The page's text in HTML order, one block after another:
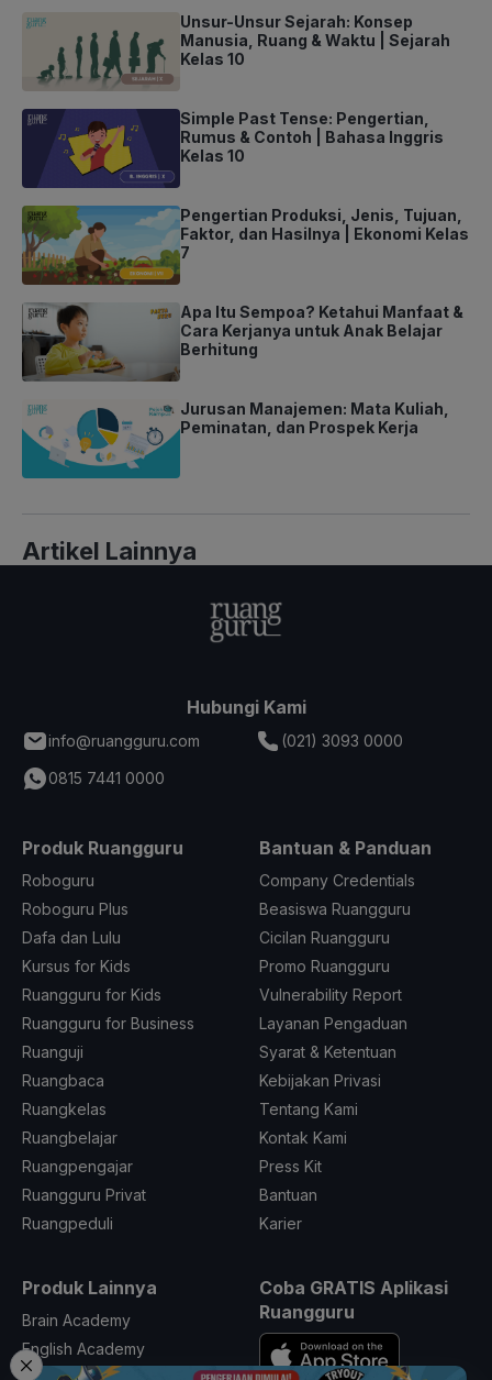
Unsur-Unsur Sejarah: Konsep
Manusia, Ruang & Waktu | Sejarah
Kelas 10
Simple Past Tense: Pengertian,
Rumus & Contoh | Bahasa Inggris
Kelas 10
Pengertian Produksi, Jenis, Tujuan,
Faktor, dan Hasilnya | Ekonomi Kelas
7
Apa Itu Sempoa? Ketahui Manfaat &
Cara Kerjanya untuk Anak Belajar
Berhitung
Jurusan Manajemen: Mata Kuliah,
Peminatan, dan Prospek Kerja
Artikel Lainnya
Hubungi Kami
info@ruangguru.com
(021) 3093 0000
0815 7441 0000
Produk Ruangguru
Roboguru
Roboguru Plus
Dafa dan Lulu
Kursus for Kids
Ruangguru for Kids
Ruangguru for Business
Ruanguji
Ruangbaca
Ruangkelas
Ruangbelajar
Ruangpengajar
Ruangguru Privat
Ruangpeduli
Bantuan & Panduan
Company Credentials
Beasiswa Ruangguru
Cicilan Ruangguru
Promo Ruangguru
Vulnerability Report
Layanan Pengaduan
Syarat & Ketentuan
Kebijakan Privasi
Tentang Kami
Kontak Kami
Press Kit
Bantuan
Karier
Produk Lainnya
Brain Academy
English Academy
Coba GRATIS Aplikasi
Ruangguru